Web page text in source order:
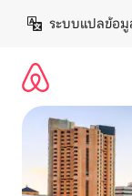
เนื้อหา
ระบบแปลข้อมู